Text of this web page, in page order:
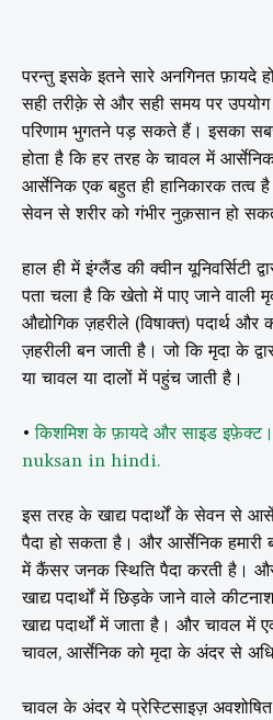
परन्तु इसके इतने सारे अनगिनत फ़ायदे
सही तरीक़े से और सही समय पर
परिणाम भुगतने पड़ सकते हैं। इसका
होता है कि हर तरह के चावल में आर्सेनिक
आर्सेनिक एक बहुत ही हानिकारक तत्व
सेवन से शरीर को गंभीर नुक़सान हो
हाल ही में इंग्लैंड की क्वीन यूनिवर्सिटी
पता चला है कि खेतो में पाए जाने वाली
औद्योगिक ज़हरीले (विषाक्त) पदार्थ और
ज़हरीली बन जाती है। जो कि मृदा के
या चावल या दालों में पहुंच जाती है।
•किशमिश के फ़ायदे और साइड
nuksan in hindi.
इस तरह के खाद्य पदार्थों के सेवन से
पैदा हो सकता है। और आर्सेनिक हमारी
में कैंसर जनक स्थिति पैदा करती है।
खाद्य पदार्थों में छिड़के जाने वाले
खाद्य पदार्थों में जाता है। और चावल में
चावल, आर्सेनिक को मृदा के अंदर से
चावल के अंदर ये प्रेस्टिसाइज़